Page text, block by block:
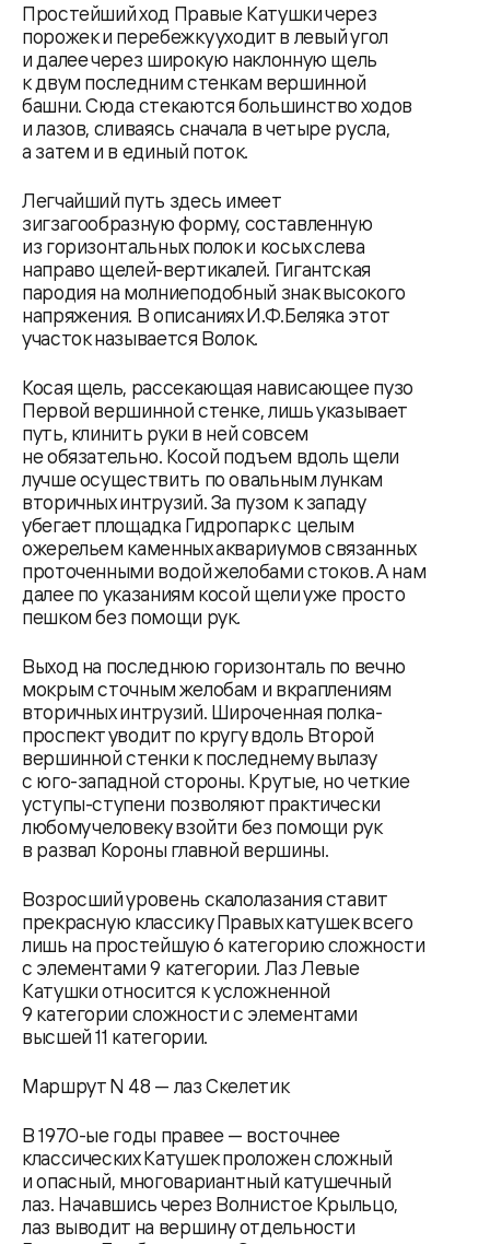
Простейший ход Правые Катушки через
порожек и перебежку уходит в левый угол
и далее через широкую наклонную щель
к двум последним стенкам вершинной
башни. Сюда стекаются большинство ходов
и лазов, сливаясь сначала в четыре русла,
а затем и в единый поток.
Легчайший путь здесь имеет
зигзагообразную форму, составленную
из горизонтальных полок и косых слева
направо щелей-вертикалей. Гигантская
пародия на молниеподобный знак высокого
напряжения. В описаниях И.Ф.Беляка этот
участок называется Волок.
Косая щель, рассекающая нависающее пузо
Первой вершинной стенке, лишь указывает
путь, клинить руки в ней совсем
не обязательно. Косой подъем вдоль щели
лучше осуществить по овальным лункам
вторичных интрузий. За пузом к западу
убегает площадка Гидропарк с целым
ожерельем каменных аквариумов связанных
проточенными водой желобами стоков. А нам
далее по указаниям косой щели уже просто
пешком без помощи рук.
Выход на последнюю горизонталь по вечно
мокрым сточным желобам и вкраплениям
вторичных интрузий. Широченная полка-
проспект уводит по кругу вдоль Второй
вершинной стенки к последнему вылазу
с юго-западной стороны. Крутые, но четкие
уступы-ступени позволяют практически
любому человеку взойти без помощи рук
в развал Короны главной вершины.
Возросший уровень скалолазания ставит
прекрасную классику Правых катушек всего
лишь на простейшую 6 категорию сложности
с элементами 9 категории. Лаз Левые
Катушки относится к усложненной
9 категории сложности с элементами
высшей 11 категории.
Маршрут N 48 — лаз Скелетик
В 1970-ые годы правее — восточнее
классических Катушек проложен сложный
и опасный, многовариантный катушечный
лаз. Начавшись через Волнистое Крыльцо,
лаз выводит на вершину отдельности